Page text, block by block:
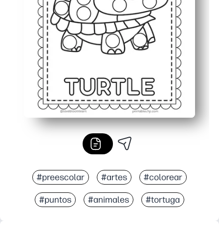
#preescolar #artes #colorear
#puntos #animales #tortuga